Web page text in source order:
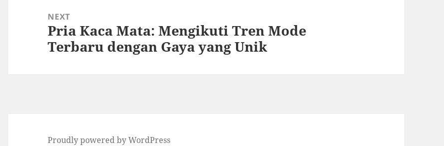
NEXT
Next
post:
Pria Kaca Mata: Mengikuti Tren Mode
Terbaru dengan Gaya yang Unik
Proudly powered by WordPress